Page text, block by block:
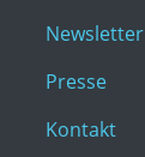
Newsletter
Presse
Kontakt